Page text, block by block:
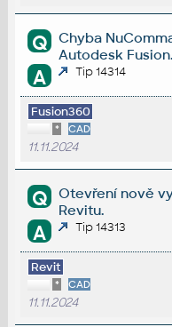
Q
Chyba
Autodesk Fusion.
A Tip 14314
Fusion360
* CAD
11.11.2024
Q
Otevření nově
Revitu.
A Tip 14313
Revit
* CAD
11.11.2024